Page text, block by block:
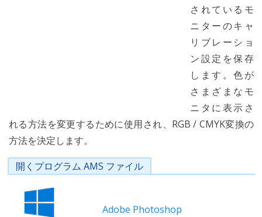
されているモ
ニターのキャ
リブレーショ
ン設定を保存
します。色が
さまざまなモ
ニタに表示さ
れる方法を変更するために使用され、RGB / CMYK変換の
方法を決定します。
開くプログラム AMS ファイル
Adobe Photoshop